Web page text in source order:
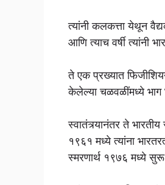
त्यांनी कलकत्ता येथून
आणि त्याच वर्षी त्यांनी
ते एक प्रख्यात
केलेल्या चळवळींमध्ये भाग
स्वातंत्र्यानंतर ते
१९६१ मध्ये त्यांना
स्मरणार्थ १९७६ मध्ये